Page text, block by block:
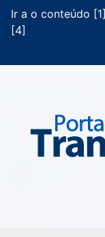
Ir a o conteúdo [1]
[4]